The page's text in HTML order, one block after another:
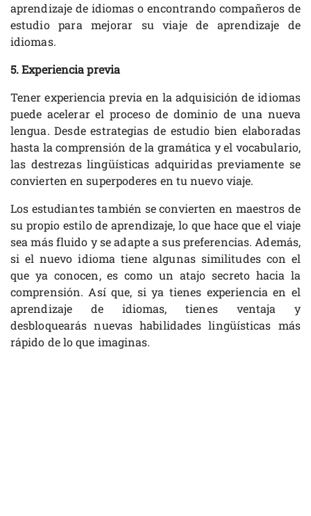
aprendizaje de idiomas o encontrando compañeros de
estudio para mejorar su viaje de aprendizaje de
idiomas.
5. Experiencia previa
Tener experiencia previa en la adquisición de idiomas
puede acelerar el proceso de dominio de una nueva
lengua. Desde estrategias de estudio bien elaboradas
hasta la comprensión de la gramática y el vocabulario,
las destrezas lingüísticas adquiridas previamente se
convierten en superpoderes en tu nuevo viaje.
Los estudiantes también se convierten en maestros de
su propio estilo de aprendizaje, lo que hace que el viaje
sea más fluido y se adapte a sus preferencias. Además,
si el nuevo idioma tiene algunas similitudes con el
que ya conocen, es como un atajo secreto hacia la
comprensión. Así que, si ya tienes experiencia en el
aprendizaje de idiomas, tienes ventaja y
desbloquearás nuevas habilidades lingüísticas más
rápido de lo que imaginas.